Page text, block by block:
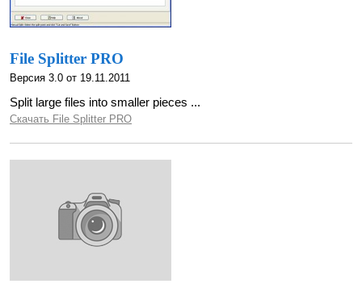
File Splitter PRO
Версия 3.0 от 19.11.2011
Split large files into smaller pieces ...
Скачать File Splitter PRO